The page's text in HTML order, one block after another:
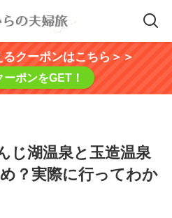
クーポンはこちら＞＞
ポンをGET！
じ湖温泉と玉造温泉
？実際に行ってわか